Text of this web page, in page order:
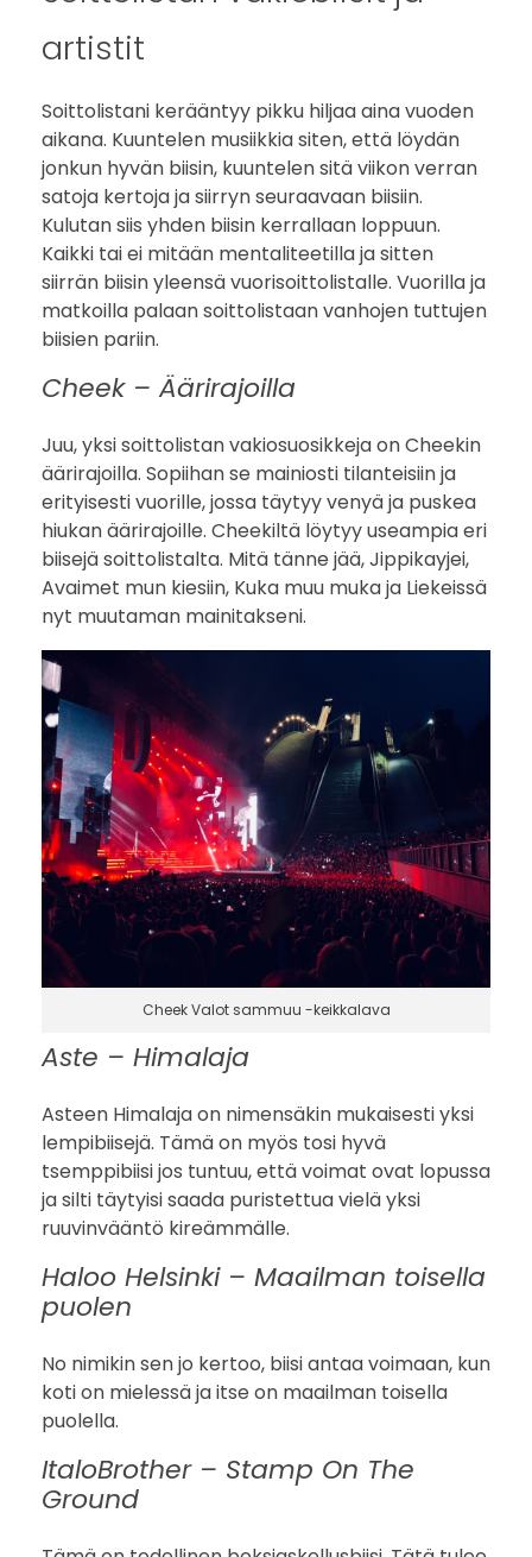
artistit
Soittolistani kerääntyy pikku hiljaa aina vuoden
aikana. Kuuntelen musiikkia siten, että löydän
jonkun hyvän biisin, kuuntelen sitä viikon verran
satoja kertoja ja siirryn seuraavaan biisiin.
Kulutan siis yhden biisin kerrallaan loppuun.
Kaikki tai ei mitään mentaliteetilla ja sitten
siirrän biisin yleensä vuorisoittolistalle. Vuorilla ja
matkoilla palaan soittolistaan vanhojen tuttujen
biisien pariin.
Cheek – Äärirajoilla
Juu, yksi soittolistan vakiosuosikkeja on Cheekin
äärirajoilla. Sopiihan se mainiosti tilanteisiin ja
erityisesti vuorille, jossa täytyy venyä ja puskea
hiukan äärirajoille. Cheekiltä löytyy useampia eri
biisejä soittolistalta. Mitä tänne jää, Jippikayjei,
Avaimet mun kiesiin, Kuka muu muka ja Liekeissä
nyt muutaman mainitakseni.
Cheek Valot sammuu -keikkalava
Aste – Himalaja
Asteen Himalaja on nimensäkin mukaisesti yksi
lempibiisejä. Tämä on myös tosi hyvä
tsemppibiisi jos tuntuu, että voimat ovat lopussa
ja silti täytyisi saada puristettua vielä yksi
ruuvinvääntö kireämmälle.
Haloo Helsinki – Maailman toisella
puolen
No nimikin sen jo kertoo, biisi antaa voimaan, kun
koti on mielessä ja itse on maailman toisella
puolella.
ItaloBrother – Stamp On The
Ground